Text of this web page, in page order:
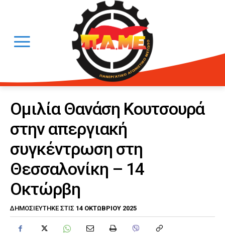
Ομιλία Θανάση Κουτσουρά
στην απεργιακή
συγκέντρωση στη
Θεσσαλονίκη – 14
Οκτώρβη
ΔΗΜΟΣΙΕΎΤΗΚΕ ΣΤΙΣ 14 ΟΚΤΩΒΡΊΟΥ 2025